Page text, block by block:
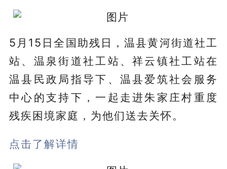
5月15日全国助残日，温县黄河街道社工
站、温泉街道社工站、祥云镇社工站在
温县民政局指导下、温县爱筑社会服务
中心的支持下，一起走进朱家庄村重度
残疾困境家庭，为他们送去关怀。
点击了解详情